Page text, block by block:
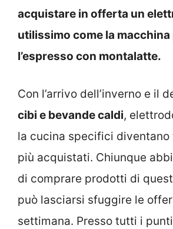
acquistare in offerta un
utilissimo come la macchina
l’espresso con montalatte.
Con l’arrivo dell’inverno e il
cibi e bevande caldi,
la cucina specifici
più acquistati. Chiunque
di comprare prodotti di
può lasciarsi sfuggire le
settimana. Presso tutti i